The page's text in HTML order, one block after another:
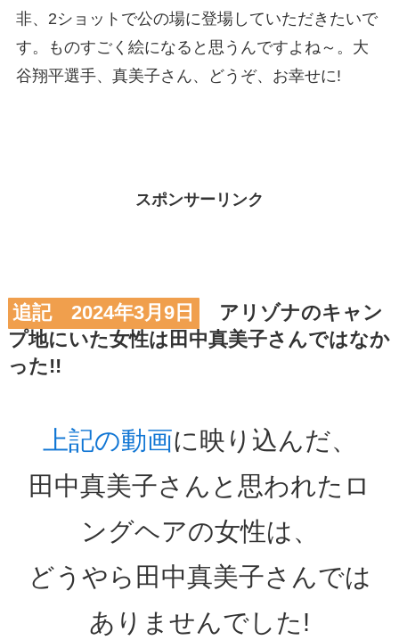
非、2ショットで公の場に登場していただきたいで
す。ものすごく絵になると思うんですよね～。大
谷翔平選手、真美子さん、どうぞ、お幸せに!
スポンサーリンク
追記 2024年3月9日
アリゾナのキャン
プ地にいた女性は田中真美子さんではなか
った!!
上記の動画に映り込んだ、
田中真美子さんと思われたロ
ングヘアの女性は、
どうやら田中真美子さんでは
ありませんでした!